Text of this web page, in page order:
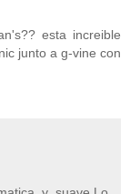
esta increible
junto a g-vine con